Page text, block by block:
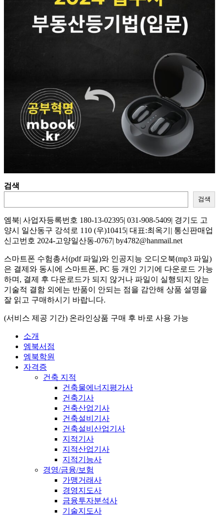
검색
검색
엠북| 사업자등록번호 180-13-02395| 031-908-5409| 경기도 고
양시 일산동구 강석로 110 (우)10415| 대표:최옥기| 통신판매업
신고번호 2024-고양일산동-0767| by4782@hanmail.net
스마트폰 수험총서(pdf 파일)와 인공지능 오디오북(mp3 파일)
은 결제와 동시에 스마트폰, PC 등 개인 기기에 다운로드 가능
하며, 결제 후 다운로드가 되지 않거나 파일이 실행되지 않는
기술적 결함 외에는 반품이 안되는 점을 감안해 상품 설명을
잘 읽고 구매하시기 바랍니다.
(서비스 제공 기간) 온라인상품 구매 후 바로 사용 가능
소개
엠북서점
엠북학원
자격증
건축 지적
건축물에너지평가사
건축기사
건축산업기사
건축설비기사
건축설비산업기사
지적기사
지적산업기사
지적기능사
경영/금융/보험
가맹거래사
경영지도사
금융투자분석사
기술지도사